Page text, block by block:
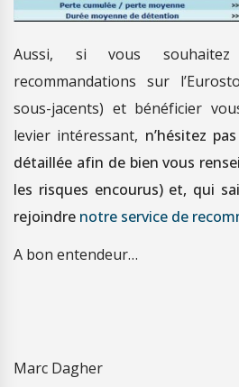
Aussi, si vous
recommandations sur
sous-jacents) et bénéficier
levier intéressant, n’hésitez
détaillée afin de bien vous
les risques encourus) et, qui
rejoindre notre service de
A bon entendeur…
Marc Dagher